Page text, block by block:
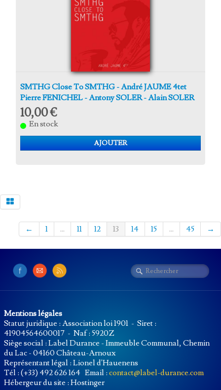
SMTHG Close To SMTHG - André JAUME 4tet
Pierre FENICHEL - Antony SOLER - Alain SOLER
10,00 €
En stock
AJOUTER
← 1 ... 11 12 13 14 15 ... 45 →
Mentions légales
Statut juridique : Association loi 1901 - Siret :
41904564600017 - Naf : 5920Z
Siège social : Label Durance - Immeuble Communal, Chemin
du Lac - 04160 Château-Arnoux
Représentant légal : Lionel d'Hauenens
Tél : (+33) 492 626 164 Email : contact@label-durance.com
Hébergeur du site : Hostinger